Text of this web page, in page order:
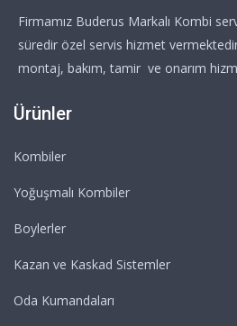
Firmamız Buderus Markalı Kombi
süredir özel servis hizmet
montaj, bakım, tamir ve onarım
Ürünler
Kombiler
Yoğuşmalı Kombiler
Boylerler
Kazan ve Kaskad Sistemler
Oda Kumandaları